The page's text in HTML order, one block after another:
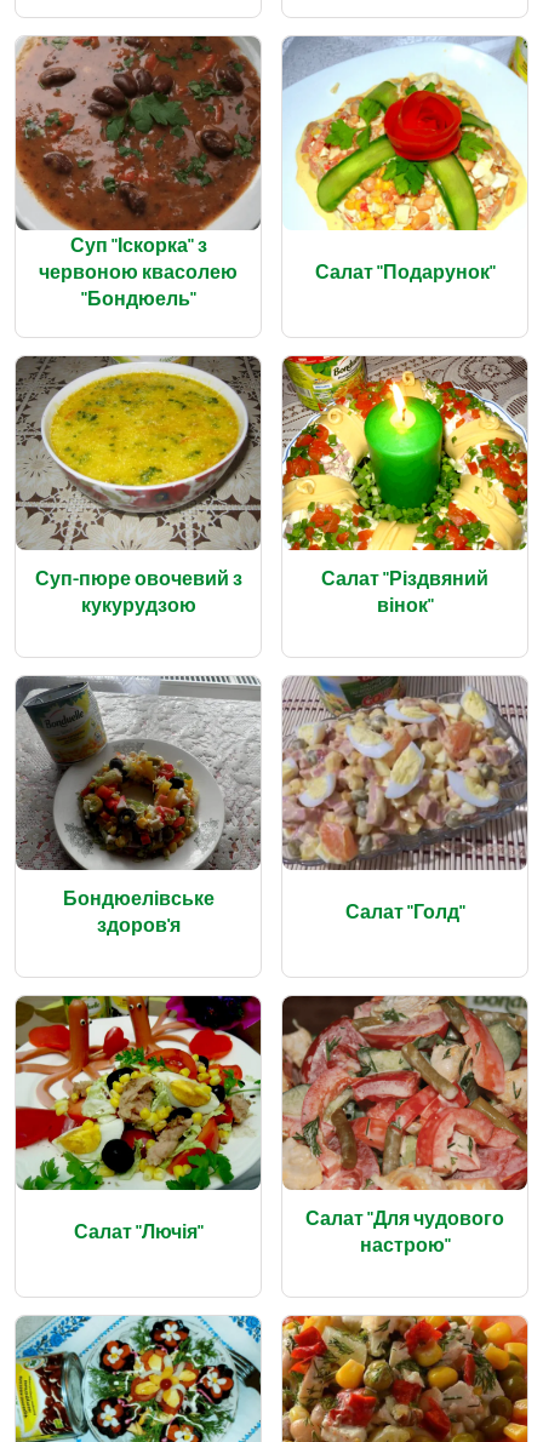
Суп "Іскорка" з
червоною квасолею
"Бондюель"
Салат "Подарунок"
Суп-пюре овочевий з
кукурудзою
Салат "Різдвяний
вінок"
Бондюелівське
здоров'я
Салат "Голд"
Салат "Лючія"
Салат "Для чудового
настрою"